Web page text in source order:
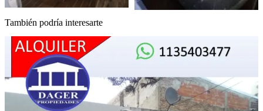
También podría interesarte